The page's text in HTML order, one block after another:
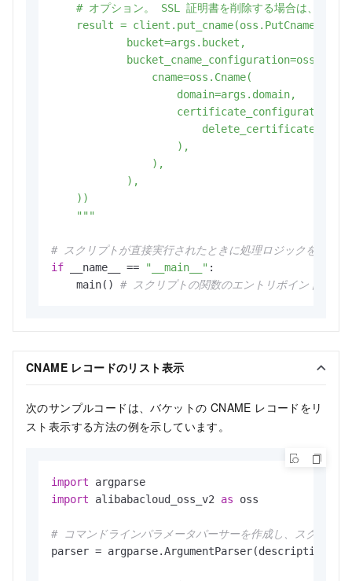
# オプション。 SSL 証明書を削除する場合は、次の
result =
            bucket=args.bucket,
                cname=oss.Cname(
                    domain=args.domain,
delete_certificate=True,
                    ),
                ),
            ),
    ))
    """
# スクリプトが直接実行されたときに処理ロジックを開始
if __name__ == "__main__" :
    main()
# スクリプトの関数のエントリポイントを指
CNAME レコードのリスト表示
次のサンプルコードは、バケットの CNAME レコードをリ
スト表示する方法の例を示しています。
import
import alibabacloud_oss_v2 as oss
# コマンドラインパラメータパーサーを作成し、スクリプ
parser = argparse.ArgumentParser(description=